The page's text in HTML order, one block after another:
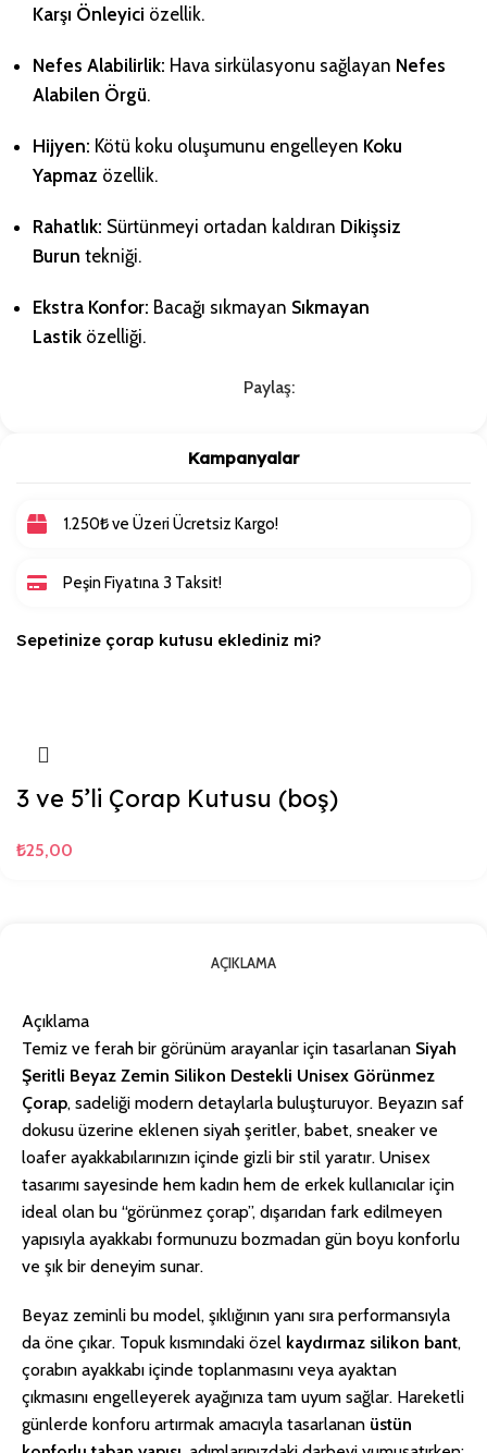
Karşı Önleyici özellik.
Nefes Alabilirlik: Hava sirkülasyonu sağlayan Nefes
Alabilen Örgü.
Hijyen: Kötü koku oluşumunu engelleyen Koku
Yapmaz özellik.
Rahatlık: Sürtünmeyi ortadan kaldıran Dikişsiz
Burun tekniği.
Ekstra Konfor: Bacağı sıkmayan Sıkmayan
Lastik özelliği.
Paylaş:
Kampanyalar
1.250₺ ve Üzeri Ücretsiz Kargo!
Peşin Fiyatına 3 Taksit!
Sepetinize çorap kutusu eklediniz mi?
3 ve 5’li Çorap Kutusu (boş)
₺25,00
AÇIKLAMA
Açıklama
Temiz ve ferah bir görünüm arayanlar için tasarlanan Siyah
Şeritli Beyaz Zemin Silikon Destekli Unisex Görünmez
Çorap, sadeliği modern detaylarla buluşturuyor. Beyazın saf
dokusu üzerine eklenen siyah şeritler, babet, sneaker ve
loafer ayakkabılarınızın içinde gizli bir stil yaratır. Unisex
tasarımı sayesinde hem kadın hem de erkek kullanıcılar için
ideal olan bu “görünmez çorap”, dışarıdan fark edilmeyen
yapısıyla ayakkabı formunuzu bozmadan gün boyu konforlu
ve şık bir deneyim sunar.
Beyaz zeminli bu model, şıklığının yanı sıra performansıyla
da öne çıkar. Topuk kısmındaki özel kaydırmaz silikon bant,
çorabın ayakkabı içinde toplanmasını veya ayaktan
çıkmasını engelleyerek ayağınıza tam uyum sağlar. Hareketli
günlerde konforu artırmak amacıyla tasarlanan üstün